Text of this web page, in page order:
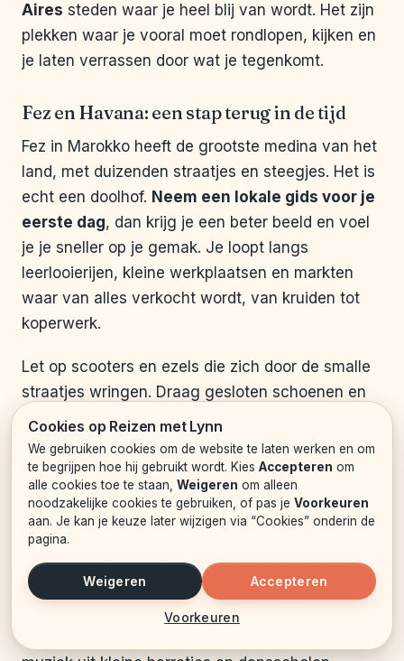
Aires steden waar je heel blij van wordt. Het zijn
plekken waar je vooral moet rondlopen, kijken en
je laten verrassen door wat je tegenkomt.
Fez en Havana: een stap terug in de tijd
Fez in Marokko heeft de grootste medina van het
land, met duizenden straatjes en steegjes. Het is
echt een doolhof. Neem een lokale gids voor je
eerste dag, dan krijg je een beter beeld en voel
je je sneller op je gemak. Je loopt langs
leerlooierijen, kleine werkplaatsen en markten
waar van alles verkocht wordt, van kruiden tot
koperwerk.
Let op scooters en ezels die zich door de smalle
straatjes wringen. Draag gesloten schoenen en
neem contant geld mee, want niet overal kun je
pinnen. Overnacht bij voorkeur in een riad in of
net bij de medina, zodat je ’s avonds niet ver
hoeft te lopen.
Havana in Cuba voelt ook alsof je teruggaat in de
tijd, maar dan met oldtimers en vervaagde
koloniale gevels. In Habana Vieja kun je uren
rondstruinen langs pleinen als Plaza Vieja en
Cookies op Reizen met Lynn
We gebruiken cookies om de website te laten werken en om
te begrijpen hoe hij gebruikt wordt. Kies Accepteren om
alle cookies toe te staan, Weigeren om alleen
noodzakelijke cookies te gebruiken, of pas je Voorkeuren
aan. Je kan je keuze later wijzigen via “Cookies” onderin de
pagina.
Weigeren
Voorkeuren
Accepteren